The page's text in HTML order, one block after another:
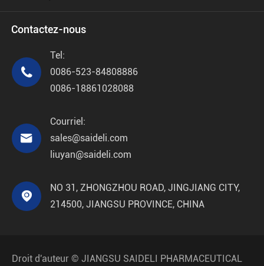
Contactez-nous

Tel:
0086-523-84808886
0086-18861028088

Courriel:
sales@saideli.com
liuyan@saideli.com

NO 31, ZHONGZHOU ROAD, JINGJIANG CITY,
214500, JIANGSU PROVINCE, CHINA
Droit d'auteur © JIANGSU SAIDELI PHARMACEUTICAL